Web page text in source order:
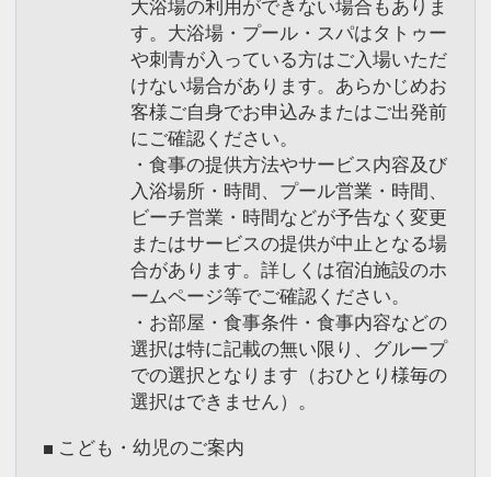
大浴場の利用ができない場合もありま
す。大浴場・プール・スパはタトゥー
や刺青が入っている方はご入場いただ
けない場合があります。あらかじめお
客様ご自身でお申込みまたはご出発前
にご確認ください。
・食事の提供方法やサービス内容及び
入浴場所・時間、プール営業・時間、
ビーチ営業・時間などが予告なく変更
またはサービスの提供が中止となる場
合があります。詳しくは宿泊施設のホ
ームページ等でご確認ください。
・お部屋・食事条件・食事内容などの
選択は特に記載の無い限り、グループ
での選択となります（おひとり様毎の
選択はできません）。
■ こども・幼児のご案内